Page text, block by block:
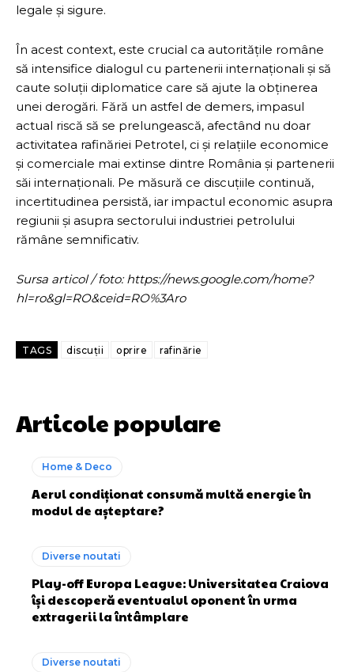
legale și sigure.
În acest context, este crucial ca autoritățile române
să intensifice dialogul cu partenerii internaționali și să
caute soluții diplomatice care să ajute la obținerea
unei derogări. Fără un astfel de demers, impasul
actual riscă să se prelungească, afectând nu doar
activitatea rafinăriei Petrotel, ci și relațiile economice
și comerciale mai extinse dintre România și partenerii
săi internaționali. Pe măsură ce discuțiile continuă,
incertitudinea persistă, iar impactul economic asupra
regiunii și asupra sectorului industriei petrolului
rămâne semnificativ.
Sursa articol / foto: https://news.google.com/home?
hl=ro&gl=RO&ceid=RO%3Aro
TAGS discuții oprire rafinărie
Articole populare
Home & Deco
Aerul condiționat consumă multă energie în
modul de așteptare?
Diverse noutati
Play-off Europa League: Universitatea Craiova
își descoperă eventualul oponent în urma
extragerii la întâmplare
Diverse noutati